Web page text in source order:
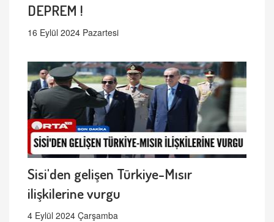
DEPREM !
16 Eylül 2024 Pazartesi
Sisi'den gelişen Türkiye-Mısır
ilişkilerine vurgu
4 Eylül 2024 Çarşamba